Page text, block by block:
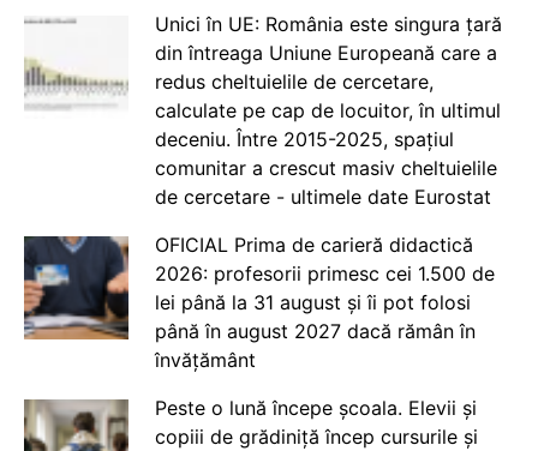
Unici în UE: România este singura țară
din întreaga Uniune Europeană care a
redus cheltuielile de cercetare,
calculate pe cap de locuitor, în ultimul
deceniu. Între 2015-2025, spațiul
comunitar a crescut masiv cheltuielile
de cercetare - ultimele date Eurostat
OFICIAL Prima de carieră didactică
2026: profesorii primesc cei 1.500 de
lei până la 31 august și îi pot folosi
până în august 2027 dacă rămân în
învățământ
Peste o lună începe școala. Elevii și
copiii de grădiniță încep cursurile și